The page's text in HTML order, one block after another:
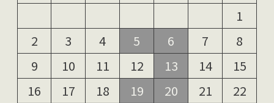
1
2
3 4 5 6 7
8
9
10 11 12 13 14
15
16
17 18 19 20 21
22